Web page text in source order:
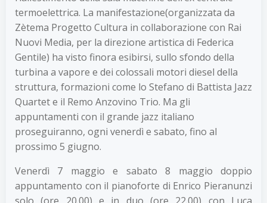
termoelettrica. La manifestazione(organizzata da
Zètema Progetto Cultura in collaborazione con Rai
Nuovi Media, per la direzione artistica di Federica
Gentile) ha visto finora esibirsi, sullo sfondo della
turbina a vapore e dei colossali motori diesel della
struttura, formazioni come lo Stefano di Battista Jazz
Quartet e il Remo Anzovino Trio. Ma gli
appuntamenti con il grande jazz italiano
proseguiranno, ogni venerdì e sabato, fino al
prossimo 5 giugno.
Venerdì 7 maggio e sabato 8 maggio doppio
appuntamento con il pianoforte di Enrico Pieranunzi